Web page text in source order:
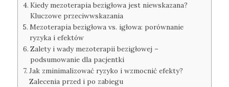
Kiedy mezoterapia bezigłowa jest niewskazana?
Kluczowe przeciwwskazania
Mezoterapia bezigłowa vs. igłowa: porównanie
ryzyka i efektów
Zalety i wady mezoterapii bezigłowej –
podsumowanie dla pacjentki
Jak zminimalizować ryzyko i wzmocnić efekty?
Zalecenia przed i po zabiegu